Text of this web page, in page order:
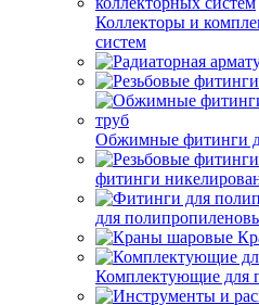
Коллекторы и
систем
Обжимные фитинги
фитинги
для
Комплектующие для